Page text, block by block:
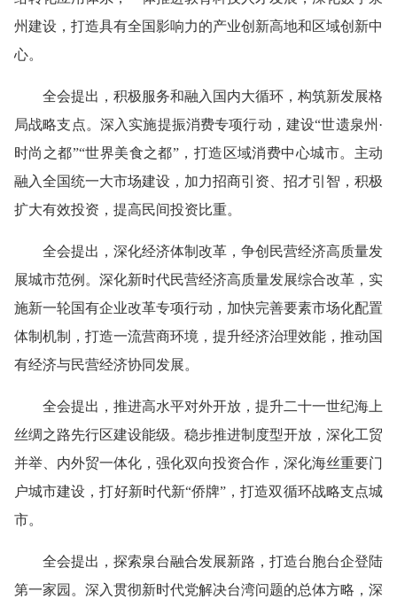
州建设，打造具有全国影响力的产业创新高地和区域创新中
心。
全会提出，积极服务和融入国内大循环，构筑新发展格
局战略支点。深入实施提振消费专项行动，建设“世遗泉州·
时尚之都”“世界美食之都”，打造区域消费中心城市。主动
融入全国统一大市场建设，加力招商引资、招才引智，积极
扩大有效投资，提高民间投资比重。
全会提出，深化经济体制改革，争创民营经济高质量发
展城市范例。深化新时代民营经济高质量发展综合改革，实
施新一轮国有企业改革专项行动，加快完善要素市场化配置
体制机制，打造一流营商环境，提升经济治理效能，推动国
有经济与民营经济协同发展。
全会提出，推进高水平对外开放，提升二十一世纪海上
丝绸之路先行区建设能级。稳步推进制度型开放，深化工贸
并举、内外贸一体化，强化双向投资合作，深化海丝重要门
户城市建设，打好新时代新“侨牌”，打造双循环战略支点城
市。
全会提出，探索泉台融合发展新路，打造台胞台企登陆
第一家园。深入贯彻新时代党解决台湾问题的总体方略，深